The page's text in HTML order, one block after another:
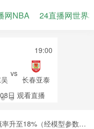
网NBA 24直播网世界
19:00
vs
长春亚泰
日 观看直播
升至18%（经模型参数修